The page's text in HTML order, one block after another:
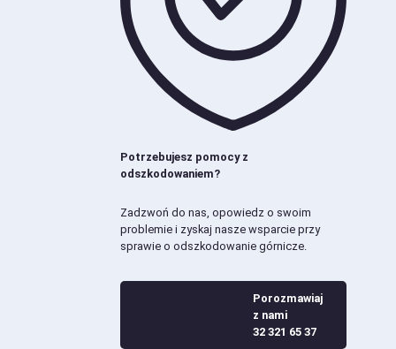
Potrzebujesz pomocy z
odszkodowaniem?
Zadzwoń do nas, opowiedz o swoim
problemie i zyskaj nasze wsparcie przy
sprawie o odszkodowanie górnicze.
Porozmawiaj
z nami
32 321 65 37